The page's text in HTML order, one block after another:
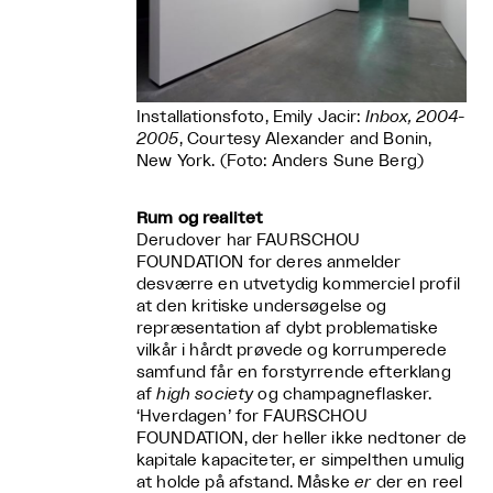
Installationsfoto, Emily Jacir: Inbox, 2004-
2005, Courtesy Alexander and Bonin,
New York. (Foto: Anders Sune Berg)
Rum og realitet
Derudover har FAURSCHOU
FOUNDATION for deres anmelder
desværre en utvetydig kommerciel profil
at den kritiske undersøgelse og
repræsentation af dybt problematiske
vilkår i hårdt prøvede og korrumperede
samfund får en forstyrrende efterklang
afhigh societyog champagneflasker.
‘Hverdagen’ for FAURSCHOU
FOUNDATION, der heller ikke nedtoner de
kapitale kapaciteter, er simpelthen umulig
at holde på afstand. Måskeerder en reel